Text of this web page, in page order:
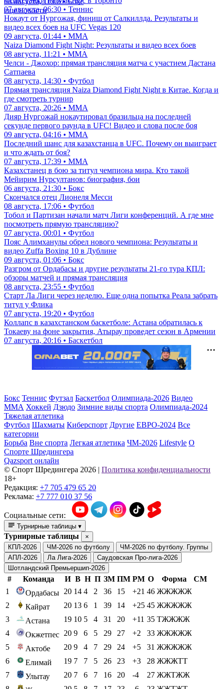
еще новости
07 августа, 06:30 • Теннис
Нокаут от Нургожая, финиш от Салкиллда. Результаты и
видео всех боев на UFC Vegas 120
09 августа, 01:44 • ММА
Naiza Diamond Fight Night: Результаты и видео всех боев
08 августа, 11:21 • ММА
Челси - Джохор: прямая трансляция матча с участием Дастана
Сатпаева
08 августа, 14:30 • Футбол
Прямая трансляция Naiza Diamond Fight Night в Китае. Когда и
где смотреть турнир
07 августа, 20:26 • ММА
Дияр Нургожай нокаутировал бразильца на последней
секунде первого раунда в UFC! Видео и слова после боя
09 августа, 04:16 • ММА
Последний шанс для казахстанца в UFC. Почему он выиграет
и что ждать от боя?
07 августа, 17:39 • ММА
Казахстанец в бою за титул чемпиона мира. Кто такой
Мейирим Нурсултанов: биография, бои
06 августа, 21:30 • Бокс
Скончался отец Лионеля Месси
08 августа, 17:06 • Футбол
Тобол и Партизан начали матч Лиги конференций. А где мне
посмотреть прямую трансляцию?
07 августа, 00:01 • Футбол
Пояс Алимханулы обрел нового чемпиона: Результаты и
видео Zuffa Boxing 10 в Дублине
09 августа, 01:06 • Бокс
Разгром от Ордабасы и другие результаты 21-го тура КПЛ:
обзоры матчей и прямая трансляция
08 августа, 23:55 • Футбол
Старт Ла Лиги через неделю. Еще одна попытка Реала забрать
титул у Флика
07 августа, 19:20 • Футбол
Коллапс в казахстанском баскетболе: Астана обратилась к
Токаеву на фоне закрытия, Атырау проведет сезон в Армении
07 августа, 20:16 • Баскетбол
Бокс Теннис Футзал Баскетбол Олимпиада-2026 Видео
ММА Хоккей Дзюдо Зимние виды спорта Олимпиада-2024
Тяжелая атлетика
Футбол Шахматы Киберспорт Другие ЕВРО-2024 Все
категории
Борьба Вне спорта Легкая атлетика ЧМ-2026 Lifestyle О
Спорте Шредингера
Qazsport онлайн
© Cпорт Шредингера 2026 | Политика конфиденциальности
18+
Редакция: +7 705 479 65 20
Реклама: +7 777 010 37 56
Социальные сети:
Турнирные таблицы ▾
Турнирные таблицы
×
КПЛ-2026
ЧМ-2026 по футболу
ЧМ-2026 по футболу. Группы
АПЛ-2026
Ла Лига-2026
Саудовская Про-лига-2026
Шотландский Премьершип-2026
# Команда И В Н П ЗМ ПМ РМ О Форма
СМ
1
Ордабасы 20 14 4 2 36 15 +21 46 ЖЖЖЖЖ
2
Кайрат 20 13 6 1 39 14 +25 45 ЖЖЖЖЖ
3
Астана 19 10 5 4 31 20 +11 35 ТЖЖЖЖ
4
Окжетпес 20 9 6 5 29 27 +2 33 ЖЖЖЖЖ
5
Актобе 20 9 4 7 29 24 +5 31 ЖЖЖЖЖ
6
Елимай 19 7 7 5 26 23 +3 28 ЖЖЖТТ
7
Улытау 20 7 6 7 16 20 -4 27 ЖЖТЖЖ